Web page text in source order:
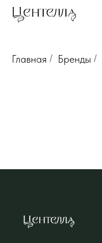
Главная / Бренды /